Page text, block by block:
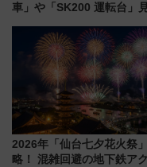
車」や「SK200 運転台」
トの一環で激レア体験でき
うかも 参加方法やスケジュ
をご紹介
2026年「仙台七夕花火祭
略！ 混雑回避の地下鉄ア